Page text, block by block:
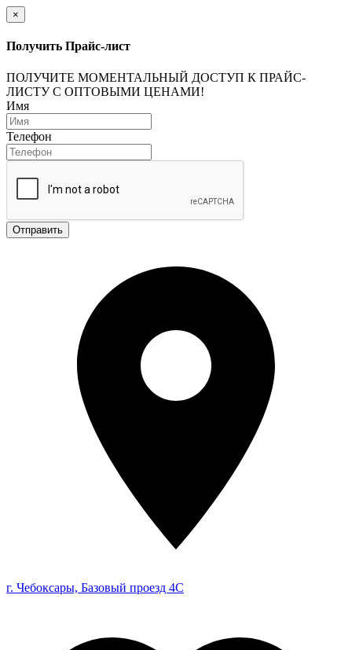
×
Получить Прайс-лист
ПОЛУЧИТЕ МОМЕНТАЛЬНЫЙ ДОСТУП К ПРАЙС-
ЛИСТУ С ОПТОВЫМИ ЦЕНАМИ!
Имя
Телефон
Отправить
г. Чебоксары, Базовый проезд 4С